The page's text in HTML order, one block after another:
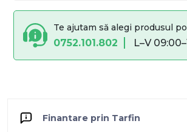
Te ajutam să alegi produsul
0752.101.802 L–V
Finantare prin Tarfin